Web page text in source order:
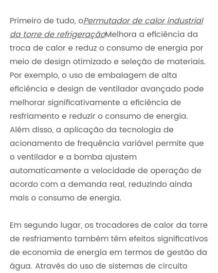
Primeiro de tudo, oPermutador de calor industrial
da torre de refrigeraçãoMelhora a eficiência da
troca de calor e reduz o consumo de energia por
meio de design otimizado e seleção de materiais.
Por exemplo, o uso de embalagem de alta
eficiência e design de ventilador avançado pode
melhorar significativamente a eficiência de
resfriamento e reduzir o consumo de energia.
Além disso, a aplicação da tecnologia de
acionamento de frequência variável permite que
o ventilador e a bomba ajustem
automaticamente a velocidade de operação de
acordo com a demanda real, reduzindo ainda
mais o consumo de energia.
Em segundo lugar, os trocadores de calor da torre
de resfriamento também têm efeitos significativos
de economia de energia em termos de gestão da
água. Através do uso de sistemas de circuito